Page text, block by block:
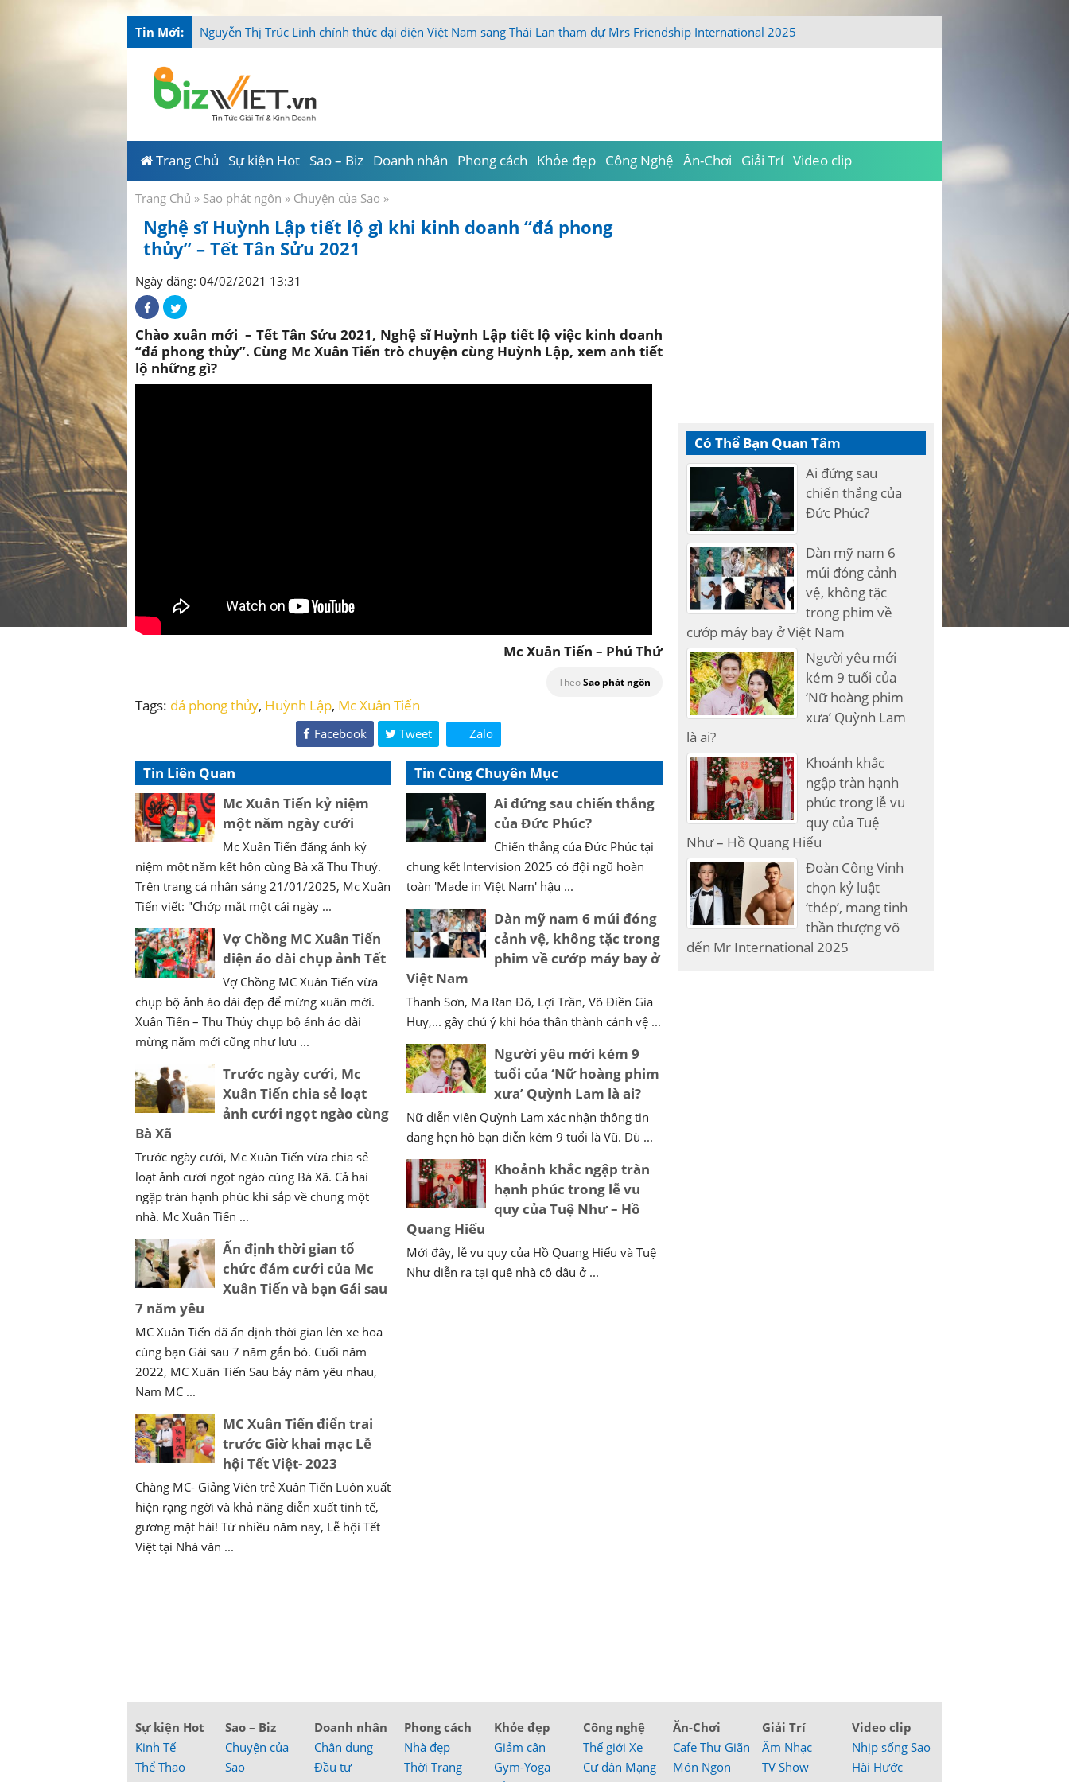
Tin Mới: Nguyễn Thị Trúc Linh chính thức đại diện Việt Nam sang Thái Lan tham dự Mrs Friendship International 2025
Trang Chủ Sự kiện Hot Sao – Biz Doanh nhân Phong cách Khỏe đẹp Công Nghệ Ăn-Chơi Giải Trí Video clip
Trang Chủ » Sao phát ngôn » Chuyện của Sao »
Nghệ sĩ Huỳnh Lập tiết lộ gì khi kinh doanh “đá phong
thủy” – Tết Tân Sửu 2021
Ngày đăng: 04/02/2021 13:31
Chào xuân mới – Tết Tân Sửu 2021, Nghệ sĩ Huỳnh Lập tiết lộ việc kinh doanh
“đá phong thủy”. Cùng Mc Xuân Tiến trò chuyện cùng Huỳnh Lập, xem anh tiết
lộ những gì?
Mc Xuân Tiến – Phú Thứ
TheoSao phát ngôn
Tags: đá phong thủy, Huỳnh Lập, Mc Xuân Tiến
Facebook Tweet Zalo
Tin Liên Quan
Mc Xuân Tiến kỷ niệm
một năm ngày cưới
Mc Xuân Tiến đăng ảnh kỷ
niệm một năm kết hôn cùng Bà xã Thu Thuỷ.
Trên trang cá nhân sáng 21/01/2025, Mc Xuân
Tiến viết: "Chớp mắt một cái ngày ...
Vợ Chồng MC Xuân Tiến
diện áo dài chụp ảnh Tết
Vợ Chồng MC Xuân Tiến vừa
chụp bộ ảnh áo dài đẹp để mừng xuân mới.
Xuân Tiến – Thu Thủy chụp bộ ảnh áo dài
mừng năm mới cũng như lưu ...
Trước ngày cưới, Mc
Xuân Tiến chia sẻ loạt
ảnh cưới ngọt ngào cùng
Bà Xã
Trước ngày cưới, Mc Xuân Tiến vừa chia sẻ
loạt ảnh cưới ngọt ngào cùng Bà Xã. Cả hai
ngập tràn hạnh phúc khi sắp về chung một
nhà. Mc Xuân Tiến ...
Ấn định thời gian tổ
chức đám cưới của Mc
Xuân Tiến và bạn Gái sau
7 năm yêu
MC Xuân Tiến đã ấn định thời gian lên xe hoa
cùng bạn Gái sau 7 năm gắn bó. Cuối năm
2022, MC Xuân Tiến Sau bảy năm yêu nhau,
Nam MC ...
MC Xuân Tiến điển trai
trước Giờ khai mạc Lễ
hội Tết Việt- 2023
Chàng MC- Giảng Viên trẻ Xuân Tiến Luôn xuất
hiện rạng ngời và khả năng diễn xuất tinh tế,
gương mặt hài! Từ nhiều năm nay, Lễ hội Tết
Việt tại Nhà văn ...
Tin Cùng Chuyên Mục
Ai đứng sau chiến thắng
của Đức Phúc?
Chiến thắng của Đức Phúc tại
chung kết Intervision 2025 có đội ngũ hoàn
toàn 'Made in Việt Nam' hậu ...
Dàn mỹ nam 6 múi đóng
cảnh vệ, không tặc trong
phim về cướp máy bay ở
Việt Nam
Thanh Sơn, Ma Ran Đô, Lợi Trần, Võ Điền Gia
Huy,... gây chú ý khi hóa thân thành cảnh vệ ...
Người yêu mới kém 9
tuổi của ‘Nữ hoàng phim
xưa’ Quỳnh Lam là ai?
Nữ diễn viên Quỳnh Lam xác nhận thông tin
đang hẹn hò bạn diễn kém 9 tuổi là Vũ. Dù ...
Khoảnh khắc ngập tràn
hạnh phúc trong lễ vu
quy của Tuệ Như – Hồ
Quang Hiếu
Mới đây, lễ vu quy của Hồ Quang Hiếu và Tuệ
Như diễn ra tại quê nhà cô dâu ở ...
Có Thể Bạn Quan Tâm
Ai đứng sau
chiến thắng của
Đức Phúc?
Dàn mỹ nam 6
múi đóng cảnh
vệ, không tặc
trong phim về
cướp máy bay ở Việt Nam
Người yêu mới
kém 9 tuổi của
‘Nữ hoàng phim
xưa’ Quỳnh Lam
là ai?
Khoảnh khắc
ngập tràn hạnh
phúc trong lễ vu
quy của Tuệ
Như – Hồ Quang Hiếu
Đoàn Công Vinh
chọn kỷ luật
‘thép’, mang tinh
thần thượng võ
đến Mr International 2025
Sự kiện Hot
Kinh Tế
Thể Thao
Sao – Biz
Chuyện của
Sao
Doanh nhân
Chân dung
Đầu tư
Phong cách
Nhà đẹp
Thời Trang
Khỏe đẹp
Giảm cân
Gym-Yoga
Công nghệ
Thế giới Xe
Cư dân Mạng
Ăn-Chơi
Cafe Thư Giãn
Món Ngon
Giải Trí
Âm Nhạc
TV Show
Video clip
Nhịp sống Sao
Hài Hước